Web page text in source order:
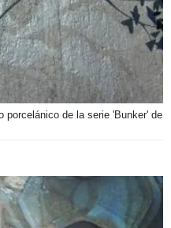
porcelánico de la serie 'Bunker' de